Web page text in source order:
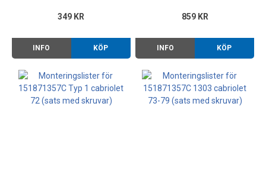
349 KR
INFO KÖP
859 KR
INFO KÖP